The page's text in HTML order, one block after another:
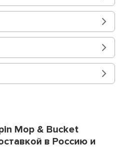
Mop & Bucket
в Россию и